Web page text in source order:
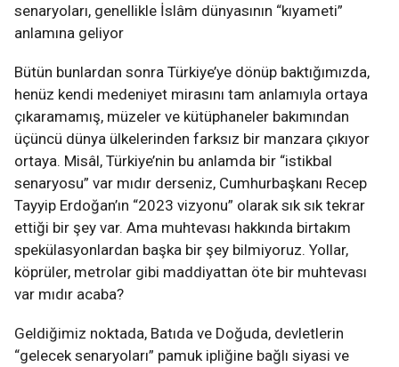
senaryoları, genellikle İslâm dünyasının “kıyameti”
anlamına geliyor
Bütün bunlardan sonra Türkiye’ye dönüp baktığımızda,
henüz kendi medeniyet mirasını tam anlamıyla ortaya
çıkaramamış, müzeler ve kütüphaneler bakımından
üçüncü dünya ülkelerinden farksız bir manzara çıkıyor
ortaya. Misâl, Türkiye’nin bu anlamda bir “istikbal
senaryosu” var mıdır derseniz, Cumhurbaşkanı Recep
Tayyip Erdoğan’ın “2023 vizyonu” olarak sık sık tekrar
ettiği bir şey var. Ama muhtevası hakkında birtakım
spekülasyonlardan başka bir şey bilmiyoruz. Yollar,
köprüler, metrolar gibi maddiyattan öte bir muhtevası
var mıdır acaba?
Geldiğimiz noktada, Batıda ve Doğuda, devletlerin
“gelecek senaryoları” pamuk ipliğine bağlı siyasi ve